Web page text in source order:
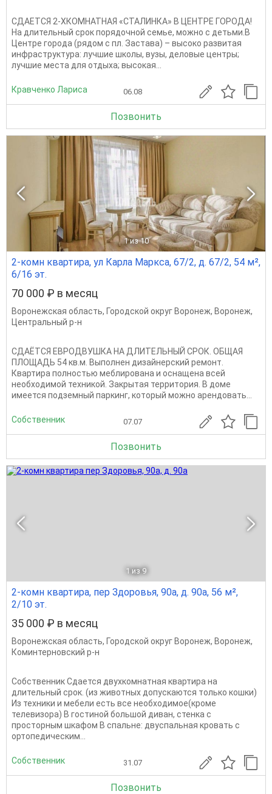
СДАЕТСЯ 2-ХКОМНАТНАЯ «СТАЛИНКА» В ЦЕНТРЕ ГОРОДА!
На длительный срок порядочной семье, можно с детьми.В
Центре города (рядом с пл. Застава) – высоко развитая
инфраструктура: лучшие школы, вузы, деловые центры;
лучшие места для отдыха; высокая...
Кравченко Лариса 06.08
Позвонить
1 из 10
2-комн квартира, ул Карла Маркса, 67/2, д. 67/2, 54 м²,
6/16 эт.
70 000 ₽ в месяц
Воронежская область, Городской округ Воронеж, Воронеж,
Центральный р-н
СДАЁТСЯ ЕВРОДВУШКА НА ДЛИТЕЛЬНЫЙ СРОК. ОБЩАЯ
ПЛОЩАДЬ 54 кв.м. Выполнен дизайнерский ремонт.
Квартира полностью меблирована и оснащена всей
необходимой техникой. Закрытая территория. В доме
имеется подземный паркинг, который можно арендовать...
Собственник 07.07
Позвонить
1 из 9
2-комн квартира, пер Здоровья, 90а, д. 90а, 56 м²,
2/10 эт.
35 000 ₽ в месяц
Воронежская область, Городской округ Воронеж, Воронеж,
Коминтерновский р-н
Собственник Сдается двухкомнатная квартира на
длительный срок. (из животных допускаются только кошки)
Из техники и мебели есть все необходимое(кроме
телевизора) В гостиной большой диван, стенка с
просторным шкафом В спальне: двуспальная кровать с
ортопедическим...
Собственник 31.07
Позвонить